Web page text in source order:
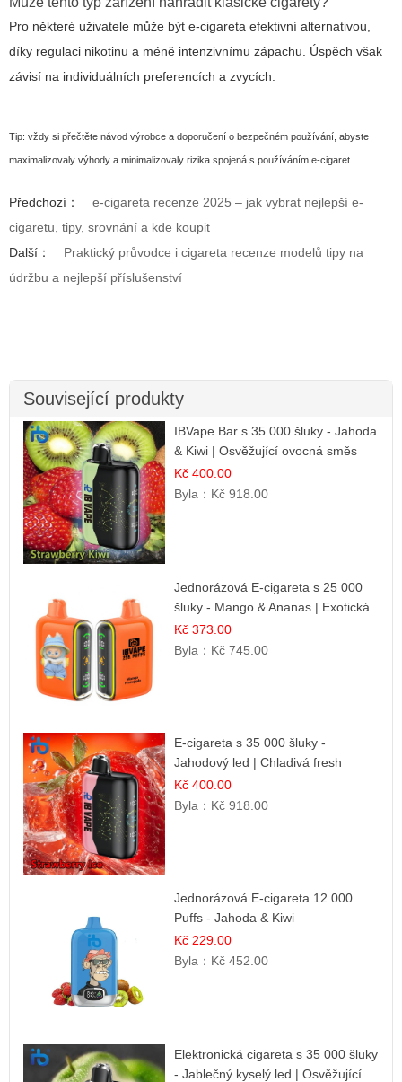
Pro některé uživatele může být e-cigareta efektivní alternativou,
díky regulaci nikotinu a méně intenzivnímu zápachu. Úspěch však
závisí na individuálních preferencích a zvycích.
Tip: vždy si přečtěte návod výrobce a doporučení o bezpečném používání, abyste
maximalizovaly výhody a minimalizovaly rizika spojená s používáním e-cigaret.
Předchozí：
e-cigareta recenze 2025 – jak vybrat nejlepší e-
cigaretu, tipy, srovnání a kde koupit
Další：
Praktický průvodce i cigareta recenze modelů tipy na
údržbu a nejlepší příslušenství
Související produkty
IBVape Bar s 35 000 šluky - Jahoda
& Kiwi | Osvěžující ovocná směs
Kč 400.00
Byla： Kč 918.00
Jednorázová E-cigareta s 25 000
šluky - Mango & Ananas | Exotická
ovocná směs
Kč 373.00
Byla： Kč 745.00
E-cigareta s 35 000 šluky -
Jahodový led | Chladivá fresh
příchuť
Kč 400.00
Byla： Kč 918.00
Jednorázová E-cigareta 12 000
Puffs - Jahoda & Kiwi
Kč 229.00
Byla： Kč 452.00
Elektronická cigareta s 35 000 šluky
- Jablečný kyselý led | Osvěžující